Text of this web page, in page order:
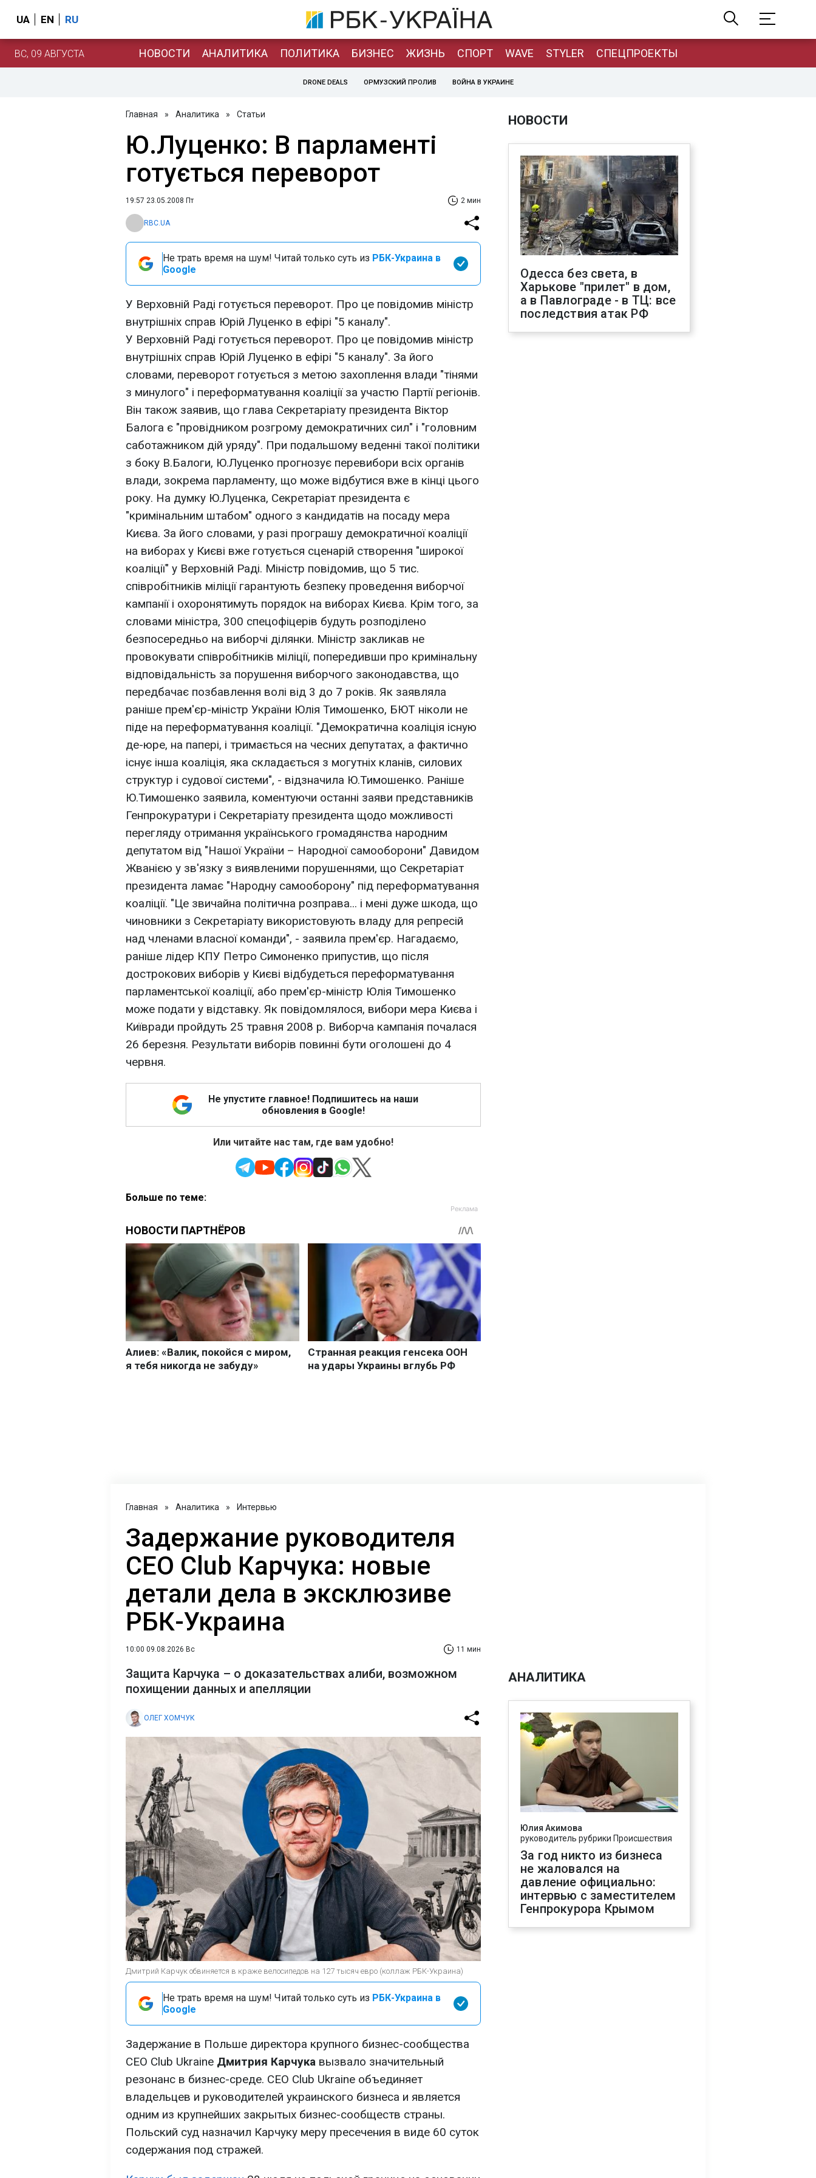
UA EN RU
ВС, 09 АВГУСТА НОВОСТИ АНАЛИТИКА ПОЛИТИКА БИЗНЕС ЖИЗНЬ СПОРТ WAVE STYLER СПЕЦПРОЕКТЫ
DRONE DEALS ОРМУЗСКИЙ ПРОЛИВ ВОЙНА В УКРАИНЕ
Главная » Аналитика » Статьи
Ю.Луценко: В парламенті
готується переворот
19:57 23.05.2008 Пт 2 мин
RBC.UA
Не трать время на шум! Читай только суть из РБК-Украина в
Google
У Верховній Раді готується переворот. Про це повідомив міністр
внутрішніх справ Юрій Луценко в ефірі "5 каналу".
У Верховній Раді готується переворот. Про це повідомив міністр
внутрішніх справ Юрій Луценко в ефірі "5 каналу". За його
словами, переворот готується з метою захоплення влади "тінями
з минулого" і переформатування коаліції за участю Партії регіонів.
Він також заявив, що глава Секретаріату президента Віктор
Балога є "провідником розгрому демократичних сил" і "головним
саботажником дій уряду". При подальшому веденні такої політики
з боку В.Балоги, Ю.Луценко прогнозує перевибори всіх органів
влади, зокрема парламенту, що може відбутися вже в кінці цього
року. На думку Ю.Луценка, Секретаріат президента є
"кримінальним штабом" одного з кандидатів на посаду мера
Києва. За його словами, у разі програшу демократичної коаліції
на виборах у Києві вже готується сценарій створення "широкої
коаліції" у Верховній Раді. Міністр повідомив, що 5 тис.
співробітників міліції гарантують безпеку проведення виборчої
кампанії і охоронятимуть порядок на виборах Києва. Крім того, за
словами міністра, 300 спецофіцерів будуть розподілено
безпосередньо на виборчі ділянки. Міністр закликав не
провокувати співробітників міліції, попередивши про кримінальну
відповідальність за порушення виборчого законодавства, що
передбачає позбавлення волі від 3 до 7 років. Як заявляла
раніше прем'єр-міністр України Юлія Тимошенко, БЮТ ніколи не
піде на переформатування коаліції. "Демократична коаліція існую
де-юре, на папері, і тримається на чесних депутатах, а фактично
існує інша коаліція, яка складається з могутніх кланів, силових
структур і судової системи", - відзначила Ю.Тимошенко. Раніше
Ю.Тимошенко заявила, коментуючи останні заяви представників
Генпрокуратури і Секретаріату президента щодо можливості
перегляду отримання українського громадянства народним
депутатом від "Нашої України – Народної самооборони" Давидом
Жванією у зв'язку з виявленими порушеннями, що Секретаріат
президента ламає "Народну самооборону" під переформатування
коаліції. "Це звичайна політична розправа... і мені дуже шкода, що
чиновники з Секретаріату використовують владу для репресій
над членами власної команди", - заявила прем'єр. Нагадаємо,
раніше лідер КПУ Петро Симоненко припустив, що після
дострокових виборів у Києві відбудеться переформатування
парламентської коаліції, або прем'єр-міністр Юлія Тимошенко
може подати у відставку. Як повідомлялося, вибори мера Києва і
Київради пройдуть 25 травня 2008 р. Виборча кампанія почалася
26 березня. Результати виборів повинні бути оголошені до 4
червня.
Не упустите главное! Подпишитесь на наши
обновления в Google!
Или читайте нас там, где вам удобно!
Больше по теме:
НОВОСТИ
Одесса без света, в
Харькове "прилет" в дом,
а в Павлограде - в ТЦ: все
последствия атак РФ
Главная » Аналитика » Интервью
Задержание руководителя
CEO Club Карчука: новые
детали дела в эксклюзиве
РБК-Украина
10:00 09.08.2026 Вс 11 мин
Защита Карчука – о доказательствах алиби, возможном
похищении данных и апелляции
ОЛЕГ ХОМЧУК
Дмитрий Карчук обвиняется в краже велосипедов на 127 тысяч евро (коллаж РБК-Украина)
Не трать время на шум! Читай только суть из РБК-Украина в
Google
Задержание в Польше директора крупного бизнес-сообщества
CEO Club Ukraine Дмитрия Карчука вызвало значительный
резонанс в бизнес-среде. CEO Club Ukraine объединяет
владельцев и руководителей украинского бизнеса и является
одним из крупнейших закрытых бизнес-сообществ страны.
Польский суд назначил Карчуку меру пресечения в виде 60 суток
содержания под стражей.
АНАЛИТИКА
Юлия Акимова
руководитель рубрики Происшествия
За год никто из бизнеса
не жаловался на
давление официально:
интервью с заместителем
Генпрокурора Крымом